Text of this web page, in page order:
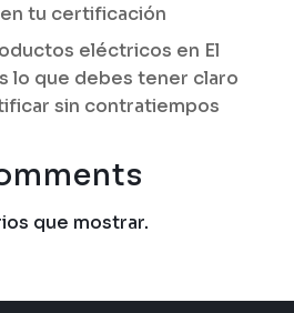
tu certificación
eléctricos en El
lo que debes tener claro
sin contratiempos
que mostrar.